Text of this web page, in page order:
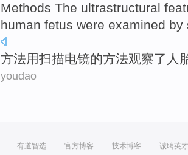
Methods The ultrastructural
human fetus were examined by
方法用扫描电镜的方法观察了 人
youdao
有道智选 官方博客 技术博客 诚聘英才